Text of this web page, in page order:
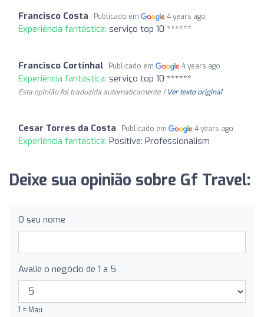
Francisco Costa Publicado em 4 years ago
Experiência fantástica: serviço top 10 ******
Francisco Cortinhal Publicado em 4 years ago
Experiência fantástica: serviço top 10 ******
Esta opinião foi traduzida automaticamente. | Ver texto original
Cesar Torres da Costa Publicado em 4 years ago
Experiência fantástica: Positive: Professionalism
Deixe sua opinião sobre Gf Travel:
O seu nome
Avalie o negócio de 1 a 5
1 = Mau